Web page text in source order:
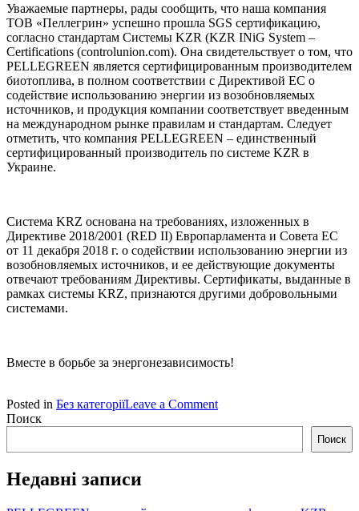
процесс
заготовки
сырья
на
2022/23
сезон
Уважаемые партнеры, рады сообщить, что наша компания
ТОВ «Пеллегрин» успешно прошла SGS сертификацию,
согласно стандартам Системы KZR (KZR INiG System –
Certifications (controlunion.com). Она свидетельствует о том, что
PELLEGREEN является сертифицированным производителем
биотоплива, в полном соответствии с Директивой ЕС о
содействие использованию энергии из возобновляемых
источников, и продукция компании соответствует введенным
на международном рынке правилам и стандартам. Следует
отметить, что компания PELLEGREEN – единственный
сертифицированный производитель по системе KZR в
Украине.
Система KRZ основана на требованиях, изложенных в
Директиве 2018/2001 (RED II) Европарламента и Совета ЕС
от 11 декабря 2018 г. о содействии использованию энергии из
возобновляемых источников, и ее действующие документы
отвечают требованиям Директивы. Сертификаты, выданные в
рамках системы KRZ, признаются другими добровольными
системами.
Вместе в борьбе за энергонезависимость!
Posted in Без категоріїLeave a Commenton
Поиск
Поиск
Недавні записи